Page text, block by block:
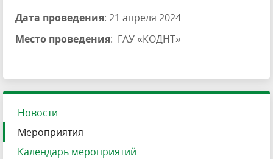
Дата проведения: 21 апреля 2024
Место проведения: ГАУ «КОДНТ»
Новости
Мероприятия
Календарь мероприятий